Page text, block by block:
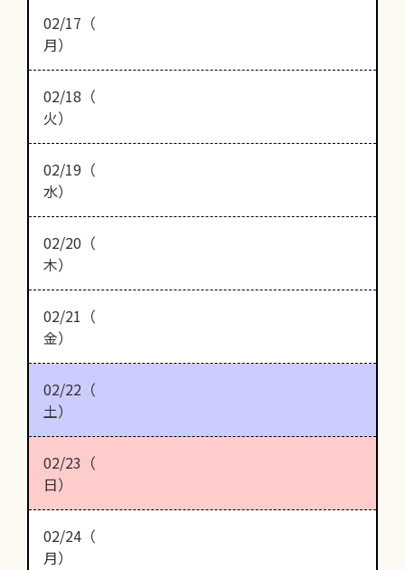
02/17（
月）
02/18（
火）
02/19（
水）
02/20（
木）
02/21（
金）
02/22（
土）
02/23（
日）
02/24（
月）